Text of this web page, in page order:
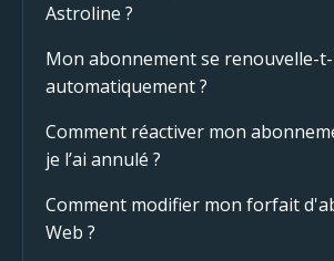
Astroline ?
Mon abonnement se renouvelle-
automatiquement ?
Comment réactiver mon
je l’ai annulé ?
Comment modifier mon forfait
Web ?